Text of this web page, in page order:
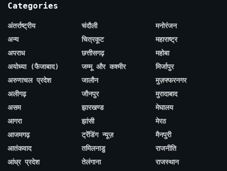
Categories
अंतर्राष्ट्रीय
अन्य
अपराध
अयोध्या (फैजाबाद)
अरुणाचल प्रदेश
अलीगढ़
असम
आगरा
आजमगढ़
आतंकवाद
आंध्र प्रदेश
चंदौली
चित्रकूट
छत्तीसगढ़
जम्मू और कश्मीर
जालौन
जौनपुर
झारखण्ड
झांसी
ट्रेंडिंग न्यूज़
तमिलनाडु
तेलंगाना
मनोरंजन
महाराष्ट्र
महोबा
मिर्जापुर
मुज़फ्फरनगर
मुरादाबाद
मेघालय
मेरठ
मैनपुरी
राजनीति
राजस्थान